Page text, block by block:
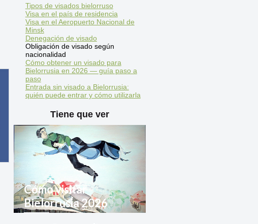
Tipos de visados bielorruso
Visa en el país de residencia
Visa en el Aeropuerto Nacional de
Minsk
Denegación de visado
Obligación de visado según
nacionalidad
Cómo obtener un visado para
Bielorrusia en 2026 — guía paso a
paso
Entrada sin visado a Bielorrusia:
quién puede entrar y cómo utilizarla
Tiene que ver
Cómo visitar
Bielorrusia 2026